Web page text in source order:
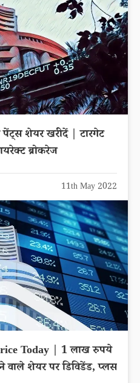
शेयर खरीदें | टारगेट
ब्रोकरेज
11th May 2022
Today | 1 लाख रुपये
वाले शेयर पर डिविडेंड, प्लस